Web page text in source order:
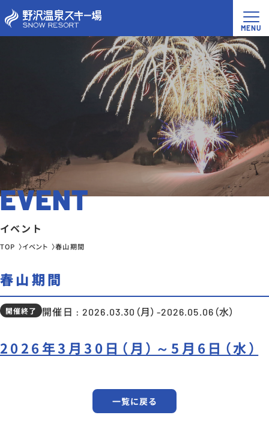
EVENT
イベント
TOP イベント 春山期間
春山期間
開催終了 開催日 : 2026.03.30（月）-2026.05.06（水）
2026年3月30日（月）～5月6日（水）
一覧に戻る